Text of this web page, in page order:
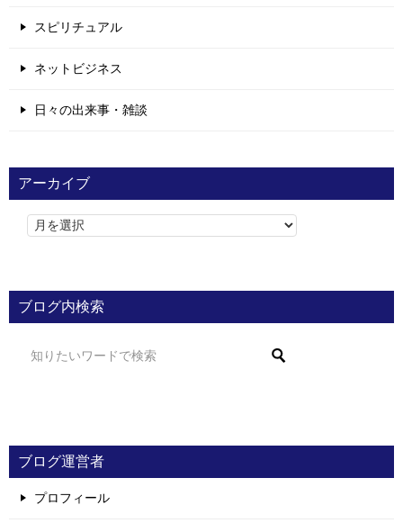
スピリチュアル
ネットビジネス
日々の出来事・雑談
アーカイブ
ブログ内検索
ブログ運営者
プロフィール